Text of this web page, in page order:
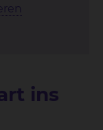
ins